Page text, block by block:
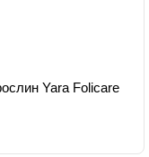
Yara Folicare